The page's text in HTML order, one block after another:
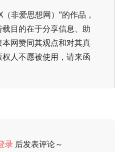
非爱思想网）”的作品，
目的在于分享信息、助
网赞同其观点和对其真
人不愿被使用，请来函
录 后发表评论～